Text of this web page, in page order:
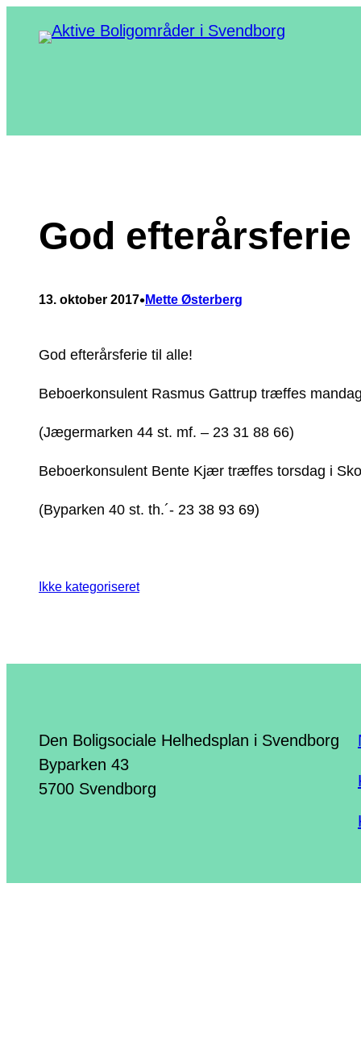
God
13. oktober 2017•Mette Østerberg
God efterårsferie til alle!
Beboerkonsulent Rasmus Gattrup træffes
(Jægermarken 44 st. mf. – 23 31 88 66)
Beboerkonsulent Bente Kjær træffes torsdag i
(Byparken 40 st. th.´- 23 38 93 69)
Ikke kategoriseret
Den Boligsociale Helhedsplan i Svendborg
Byparken 43
5700 Svendborg